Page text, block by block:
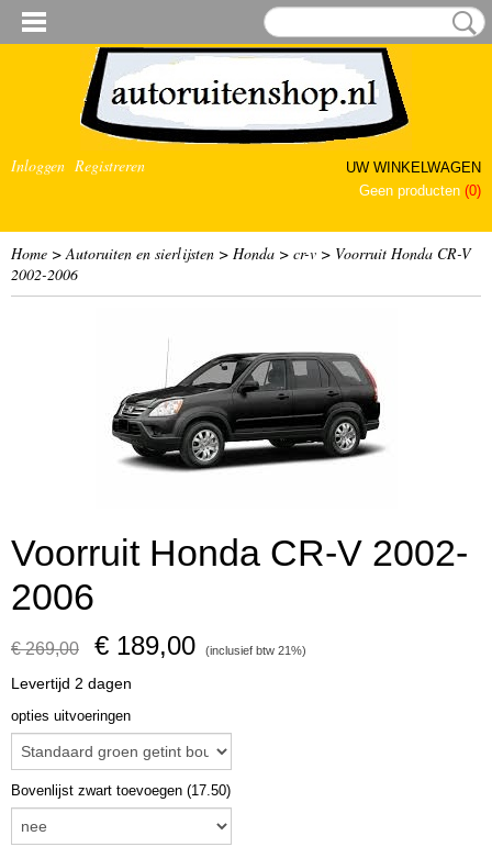
Inloggen Registreren
UW WINKELWAGEN
Geen producten (0)
Home >Autoruiten en sierlijsten > Honda > cr-v > Voorruit Honda CR-V
2002-2006
Voorruit Honda CR-V 2002-
2006
€ 269,00 € 189,00 (inclusief btw 21%)
Levertijd 2 dagen
opties uitvoeringen
Bovenlijst zwart toevoegen (17.50)